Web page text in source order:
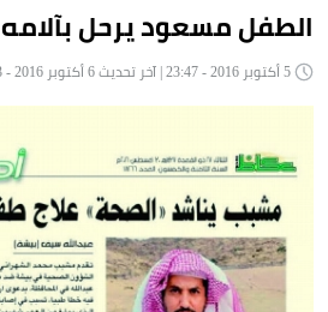
الطفل مسعود يرحل بآلامه